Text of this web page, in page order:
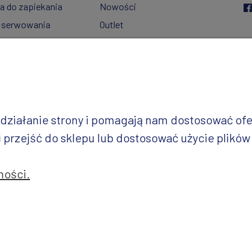
do zapiekania
Nowości
Outlet
strony i pomagają nam dostosować
do sklepu lub dostosować użycie